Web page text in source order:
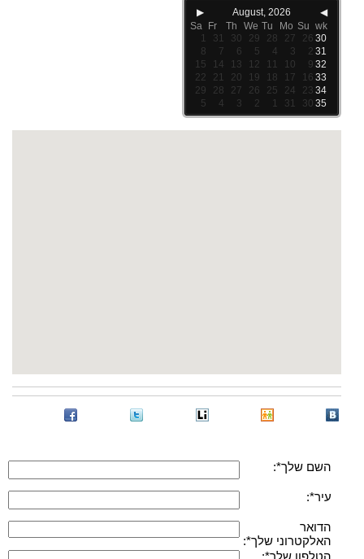
◀
August, 2026
▶
wk
Su
Mo
Tu
We
Th
Fr
Sa
30
26
27
28
29
30
31
1
31
2
3
4
5
6
7
8
32
9
10
11
12
13
14
15
33
16
17
18
19
20
21
22
34
23
24
25
26
27
28
29
35
30
31
1
2
3
4
5
השם שלך*:
עיר*:
הדואר
האלקטרוני שלך*:
הטלפון שלך*: